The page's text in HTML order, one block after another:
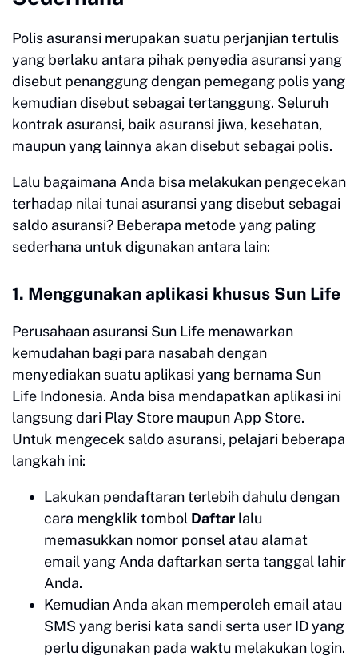
Polis asuransi merupakan suatu perjanjian tertulis
yang berlaku antara pihak penyedia asuransi yang
disebut penanggung dengan pemegang polis yang
kemudian disebut sebagai tertanggung. Seluruh
kontrak asuransi, baik asuransi jiwa, kesehatan,
maupun yang lainnya akan disebut sebagai polis.
Lalu bagaimana Anda bisa melakukan pengecekan
terhadap nilai tunai asuransi yang disebut sebagai
saldo asuransi? Beberapa metode yang paling
sederhana untuk digunakan antara lain:
1. Menggunakan aplikasi khusus Sun Life
Perusahaan asuransi Sun Life menawarkan
kemudahan bagi para nasabah dengan
menyediakan suatu aplikasi yang bernama Sun
Life Indonesia. Anda bisa mendapatkan aplikasi ini
langsung dari Play Store maupun App Store.
Untuk mengecek saldo asuransi, pelajari beberapa
langkah ini:
Lakukan pendaftaran terlebih dahulu dengan
cara mengklik tombol Daftar lalu
memasukkan nomor ponsel atau alamat
email yang Anda daftarkan serta tanggal lahir
Anda.
Kemudian Anda akan memperoleh email atau
SMS yang berisi kata sandi serta user ID yang
perlu digunakan pada waktu melakukan login.